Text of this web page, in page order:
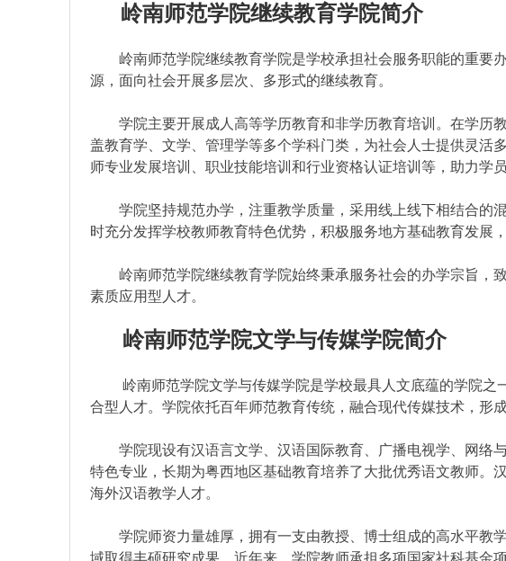
岭南师范学院继续教育学院简介
岭南师范学院继续教育学院是学校承担社会服务职能的重要
源，面向社会开展多层次、多形式的继续教育。
学院主要开展成人高等学历教育和非学历教育培训。在学历
盖教育学、文学、管理学等多个学科门类，为社会人士提供灵活
师专业发展培训、职业技能培训和行业资格认证培训等，助力学
学院坚持规范办学，注重教学质量，采用线上线下相结合的
时充分发挥学校教师教育特色优势，积极服务地方基础教育发展
岭南师范学院继续教育学院始终秉承服务社会的办学宗旨，
素质应用型人才。
岭南师范学院文学与传媒学院简介
岭南师范学院文学与传媒学院是学校最具人文底蕴的学院之
合型人才。学院依托百年师范教育传统，融合现代传媒技术，形
学院现设有汉语言文学、汉语国际教育、广播电视学、网络
特色专业，长期为粤西地区基础教育培养了大批优秀语文教师。
海外汉语教学人才。
学院师资力量雄厚，拥有一支由教授、博士组成的高水平教
域取得丰硕研究成果。近年来，学院教师承担多项国家社科基金